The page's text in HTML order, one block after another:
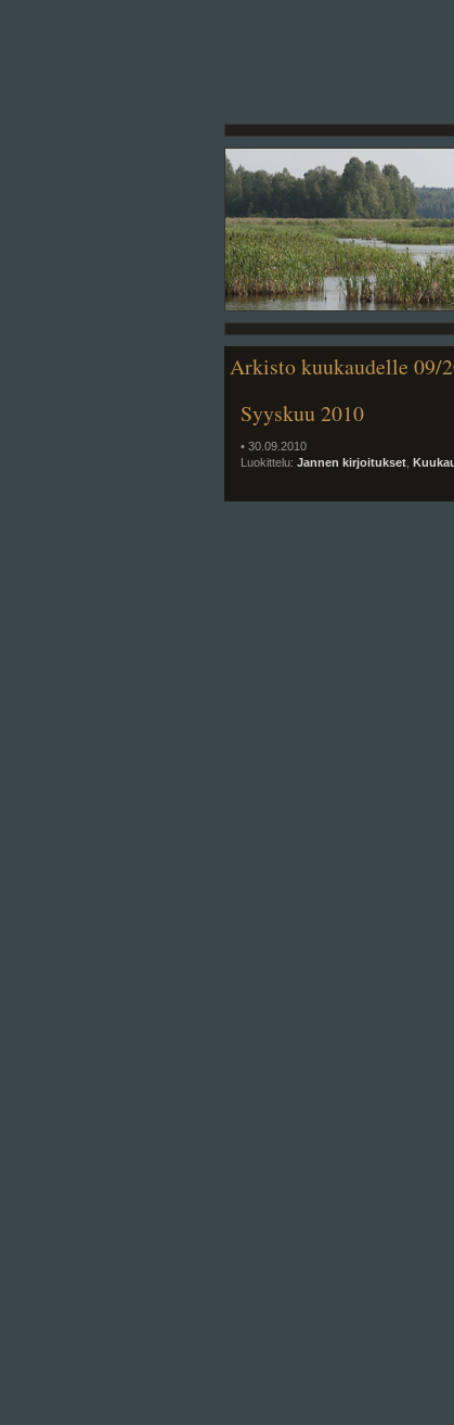
Arkisto kuukaudelle 09/
Syyskuu 2010
• 30.09.2010
Luokittelu: Jannen kirjoitukset